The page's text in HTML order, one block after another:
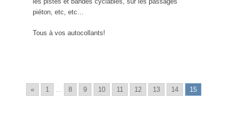
piéton, etc, etc…
Tous à vos autocollants!
« 1 8 9 10 11 12 13 14 15